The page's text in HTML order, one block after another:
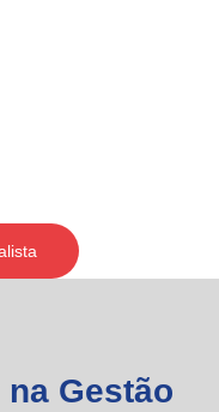
Gestão